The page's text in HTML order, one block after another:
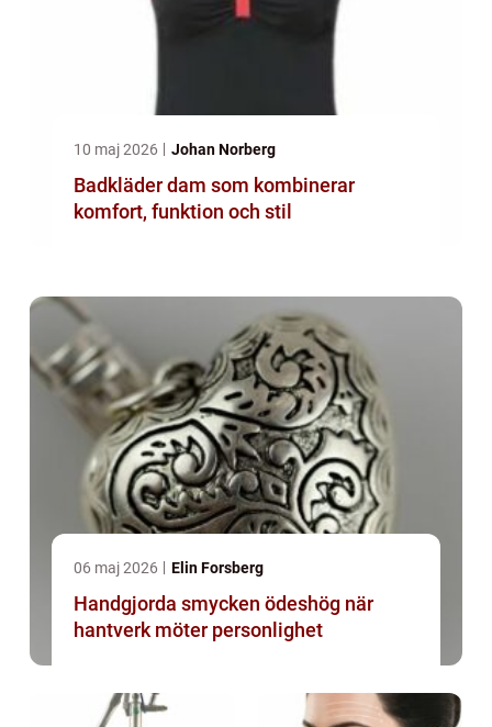
10 maj 2026 Johan Norberg
Badkläder dam som kombinerar
komfort, funktion och stil
06 maj 2026 Elin Forsberg
Handgjorda smycken ödeshög när
hantverk möter personlighet